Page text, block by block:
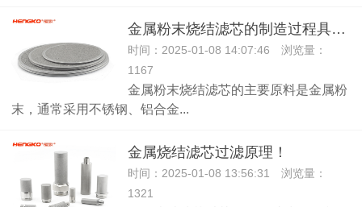
金属粉末烧结滤芯的制造过程具体是怎样的?
时间：2025-01-08 14:07:46 浏览量：
1167
金属粉末烧结滤芯的主要原料是金属粉
末，通常采用不锈钢、铝合金...
金属烧结滤芯过滤原理！
时间：2025-01-08 13:56:31 浏览量：
1321